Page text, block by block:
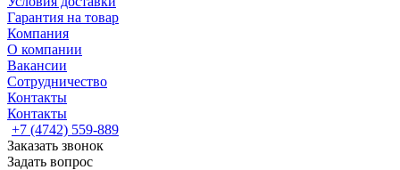
Гарантия на товар
Компания
О компании
Вакансии
Сотрудничество
Контакты
Контакты
+7 (4742) 559-889
Заказать звонок
Задать вопрос